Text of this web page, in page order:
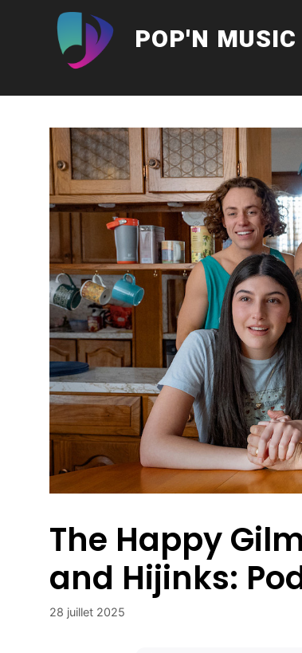
POP'N MUSIC
The Happy
and Hijinks:
28 juillet 2025